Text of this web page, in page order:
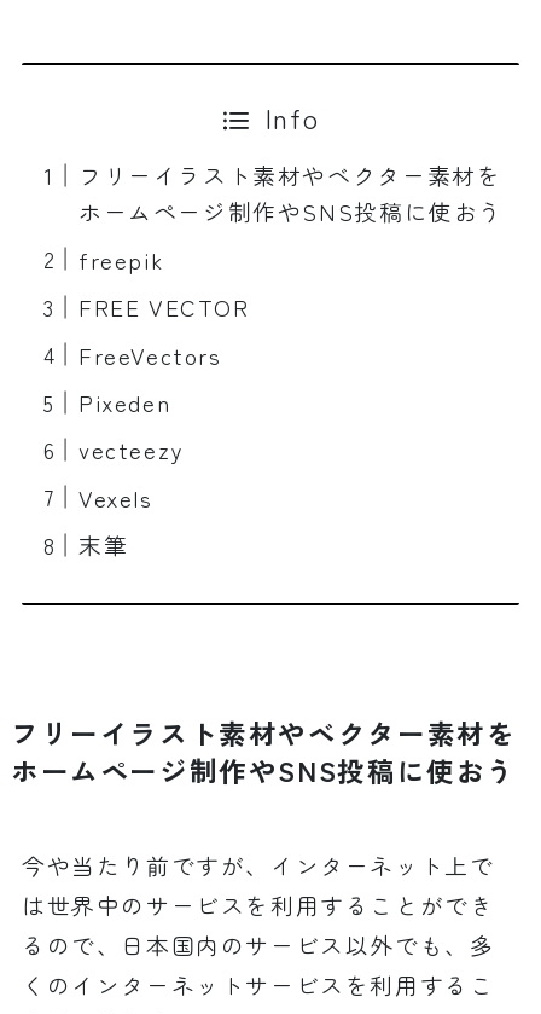
Info
フリーイラスト素材やベクター素材を
ホームページ制作やSNS投稿に使おう
freepik
FREE VECTOR
FreeVectors
Pixeden
vecteezy
Vexels
末筆
フリーイラスト素材やベクター素材を
ホームページ制作やSNS投稿に使おう
今や当たり前ですが、インターネット上で
は世界中のサービスを利用することができ
るので、日本国内のサービス以外でも、多
くのインターネットサービスを利用するこ